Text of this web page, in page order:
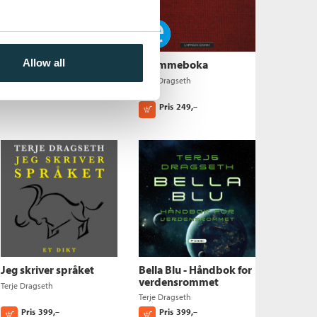
Allow all
Jeg skriver språket Ebok
Drømmeboka
Terje Dragseth
Pris 249,–
Kjøp
Jeg skriver språket
Terje Dragseth
Pris 399,–
Kjøp
Bella Blu - Håndbok for
verdensrommet
Terje Dragseth
Pris 399,–
Kjøp